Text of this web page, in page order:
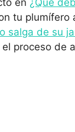
tu plumífero
salga de su
proceso de